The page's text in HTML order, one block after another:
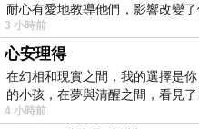
耐心有愛地教導他們，影響改變
3 小時前
心安理得
在幻相和現實之間，我的選擇是
的小孩，在夢與清醒之間，看見
4 小時前